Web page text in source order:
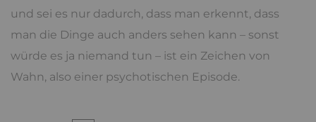
und sei es nur dadurch, dass man erkennt, dass
man die Dinge auch anders sehen kann – sonst
würde es ja niemand tun – ist ein Zeichen von
Wahn, also einer psychotischen Episode.